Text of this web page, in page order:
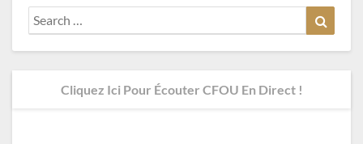
Search
for:
Cliquez Ici Pour Écouter CFOU En Direct !